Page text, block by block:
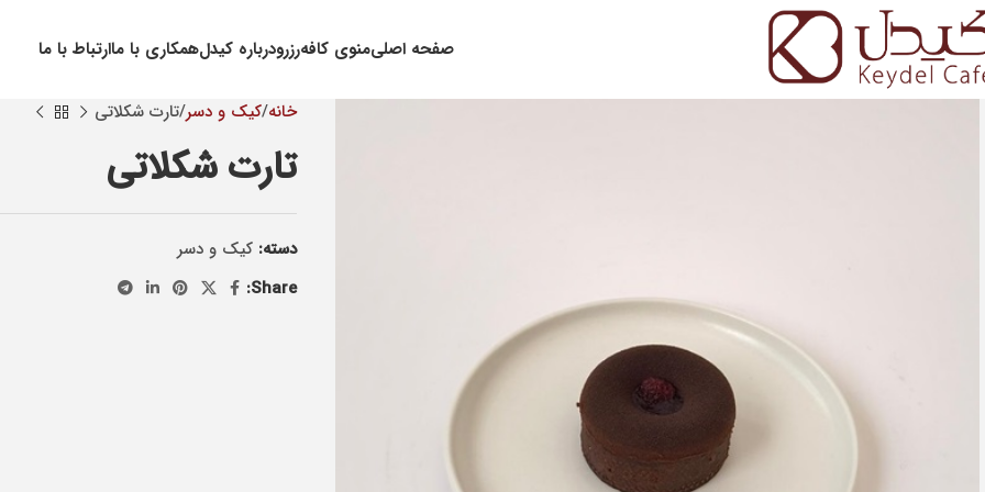
صفحه اصلیمنوی کافهرزرودرباره کیدلهمکاری با ماارتباط با ما
خانه کيک و دسر تارت شکلاتی
تارت شکلاتی
دسته: کيک و دسر
Share: